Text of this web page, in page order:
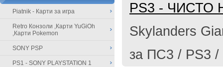
Piatnik - Карти за игра
Retro Конзоли ,Карти YuGiOh
,Карти Pokemon
SONY PSP
PS1 - SONY PLAYSTATION 1
PS3 - ЧИСТО
Skylanders
за ПС3 / PS3 /